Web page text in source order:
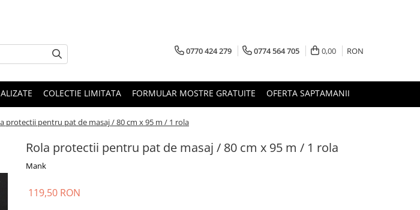
0770 424 279 0774 564 705 0,00 RON
COLECTIE LIMITATA FORMULAR MOSTRE GRATUITE OFERTA SAPTAMANII
protectii pentru pat de masaj / 80 cm x 95 m / 1 rola
Rola protectii pentru pat de masaj / 80 cm x 95 m / 1 rola
Mank
119,50 RON